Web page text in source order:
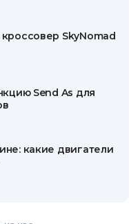
SkyNomad
Send As для
какие двигатели